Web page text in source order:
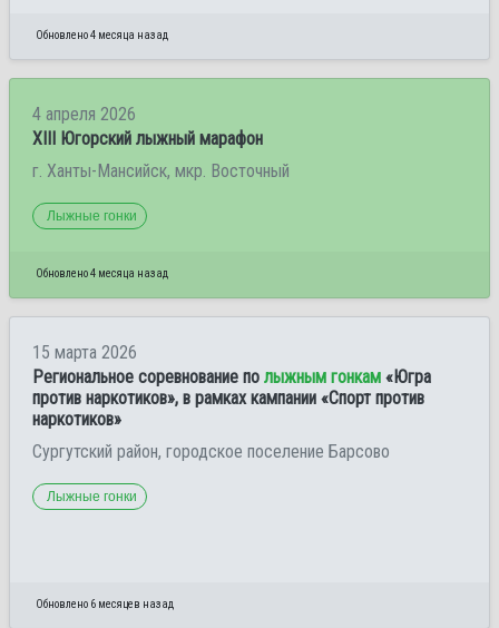
Обновлено 4 месяца назад
4 апреля 2026
XIII Югорский лыжный марафон
г. Ханты-Мансийск, мкр. Восточный
Лыжные гонки
Обновлено 4 месяца назад
15 марта 2026
Региональное соревнование по лыжным гонкам «Югра
против наркотиков», в рамках кампании «Спорт против
наркотиков»
Сургутский район, городское поселение Барсово
Лыжные гонки
Обновлено 6 месяцев назад